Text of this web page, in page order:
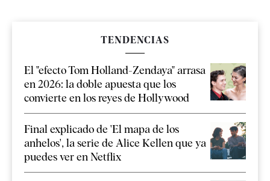
TENDENCIAS
El "efecto Tom Holland-Zendaya" arrasa
en 2026: la doble apuesta que los
convierte en los reyes de Hollywood
Final explicado de 'El mapa de los
anhelos', la serie de Alice Kellen que ya
puedes ver en Netflix